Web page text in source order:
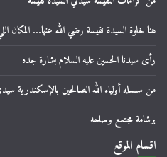
هنا خلوة السيدة نفيسة رضي الله عنها… المكان
رأى سيدنا الحسين عليه السلام بشارة جده
من سلسله أولياء الله الصالحين بالإسكندرية
برشامة مجتمع وصلحه
اقسام الموقع